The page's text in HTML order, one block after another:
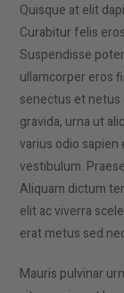
Quisque at elit
Curabitur felis
Suspendisse
ullamcorper eros
senectus et netus
gravida, urna ut
varius odio
vestibulum.
Aliquam dictum
elit ac viverra
erat metus sed
Mauris pulvinar